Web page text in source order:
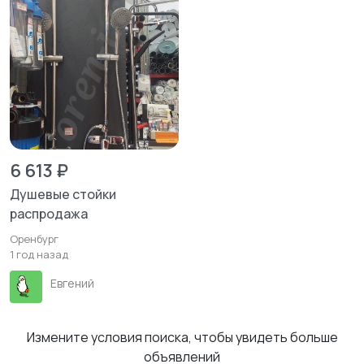
6 613 ₽
Душевые стойки
распродажа
Оренбург
1 год назад
Евгений
Измените условия поиска, чтобы увидеть больше
объявлений